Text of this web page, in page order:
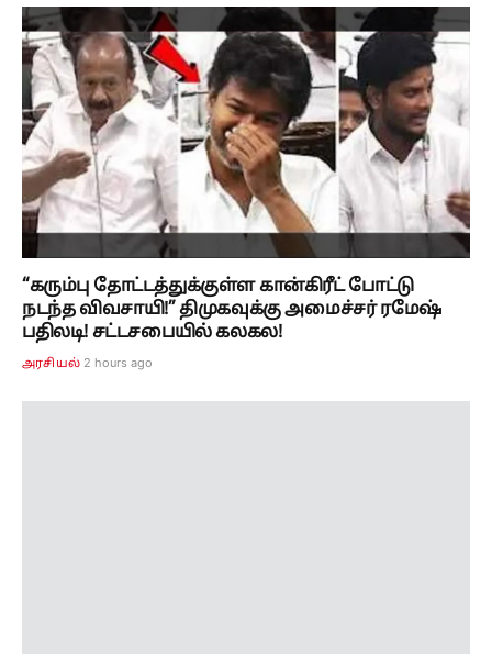
“கரும்பு தோட்டத்துக்குள்ள கான்கிரீட் போட்டு
நடந்த விவசாயி!” திமுகவுக்கு அமைச்சர் ரமேஷ்
பதிலடி! சட்டசபையில் கலகல!
அரசியல் 2 hours ago